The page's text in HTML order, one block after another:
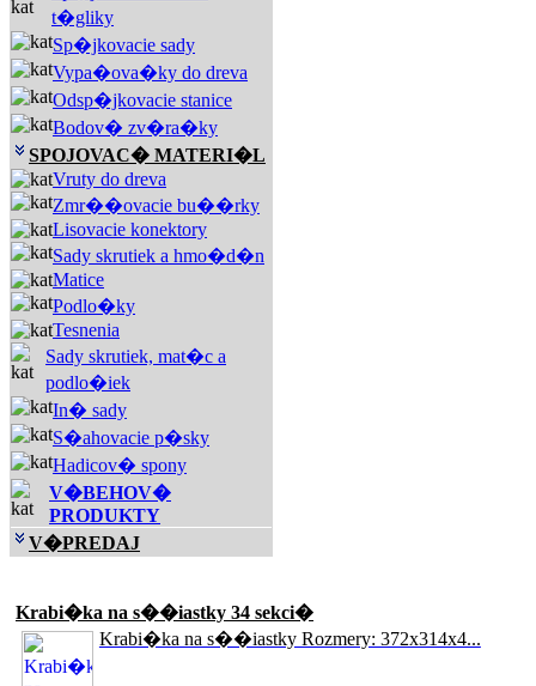
t�gliky
Sp�jkovacie sady
Vypa�ova�ky do dreva
Odsp�jkovacie stanice
Bodov� zv�ra�ky
SPOJOVAC� MATERI�L
Vruty do dreva
Zmr��ovacie bu��rky
Lisovacie konektory
Sady skrutiek a hmo�d�n
Matice
Podlo�ky
Tesnenia
Sady skrutiek, mat�c a
podlo�iek
In� sady
S�ahovacie p�sky
Hadicov� spony
V�BEHOV�
PRODUKTY
V�PREDAJ
Krabi�ka na s��iastky 34 sekci�
Krabi�ka na s��iastky Rozmery: 372x314x4...